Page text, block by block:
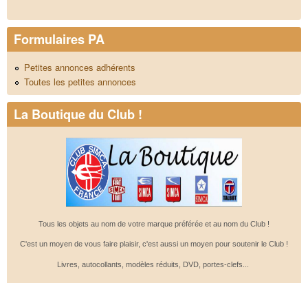
Formulaires PA
Petites annonces adhérents
Toutes les petites annonces
La Boutique du Club !
Tous les objets au nom de votre marque préférée et au nom du Club !
C'est un moyen de vous faire plaisir, c'est aussi un moyen pour soutenir le Club !
Livres, autocollants, modèles réduits, DVD, portes-clefs...